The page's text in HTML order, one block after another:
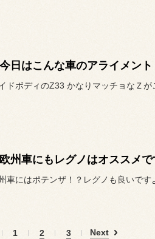
今日はこんな車のアライメント
ドボディのZ33 かなりマッチョなＺが
欧州車にもレグノはオススメで
車にはポテンザ！？レグノも良いです
1 2 3 Next